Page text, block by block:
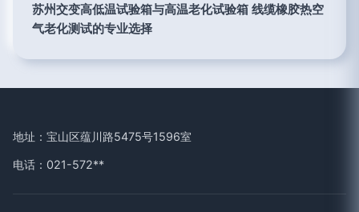
苏州交变高低温试验箱与高温老化试验箱 线缆橡胶热空
气老化测试的专业选择
地址：宝山区蕴川路5475号1596室
电话：021-572**